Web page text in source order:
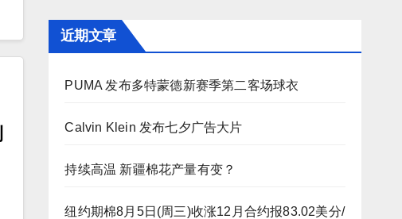
近期文章
PUMA 发布多特蒙德新赛季第二客场球衣
Calvin Klein 发布七夕广告大片
持续高温 新疆棉花产量有变？
纽约期棉8月5日(周三)收涨12月合约报83.02美分/